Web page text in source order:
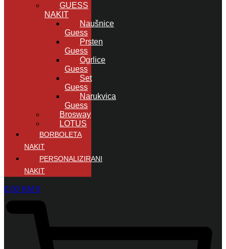
GUESS
NAKIT
Naušnice
Guess
Prsten
Guess
Ogrlice
Guess
Set
Guess
Narukvica
Guess
Brosway
LOTUS
BORBOLETA
NAKIT
PERSONALIZIRANI
NAKIT
0,00 KM 0